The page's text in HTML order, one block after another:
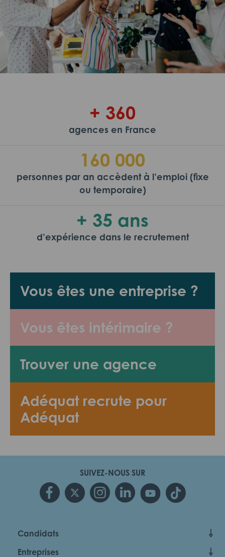
Vous êtes une entreprise ?
Vous êtes intérimaire ?
Trouver une agence
Adéquat recrute pour
Adéquat
+ 360
agences en France
160 000
personnes par an accèdent à l’emploi (fixe
ou temporaire)
+ 35 ans
d’expérience dans le recrutement
SUIVEZ-NOUS SUR
Candidats
Entreprises